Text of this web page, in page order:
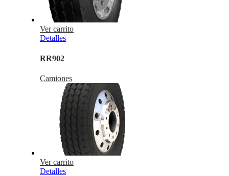
Ver carrito
Detalles
RR902
Camiones
Ver carrito
Detalles